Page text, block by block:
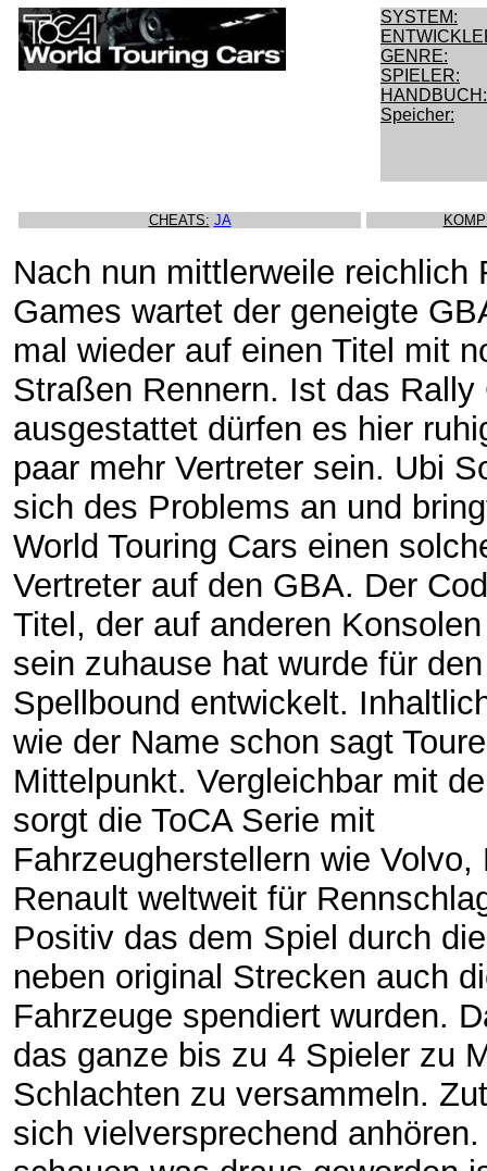
SYSTEM:
GENRE:
SPIELER:
HANDBUCH:
Speicher:
CHEATS: JA
Nach nun mittlerweile reichlich
Games wartet der geneigte
mal wieder auf einen Titel mit
Straßen Rennern. Ist das Rally
ausgestattet dürfen es hier
paar mehr Vertreter sein. Ubi
sich des Problems an und
World Touring Cars einen
Vertreter auf den GBA. Der
Titel, der auf anderen
sein zuhause hat wurde für
Spellbound entwickelt.
wie der Name schon sagt
Mittelpunkt. Vergleichbar mit
sorgt die ToCA Serie mit
Fahrzeugherstellern wie Volvo,
Renault weltweit für
Positiv das dem Spiel durch
neben original Strecken auch
Fahrzeuge spendiert wurden.
das ganze bis zu 4 Spieler zu
Schlachten zu versammeln.
sich vielversprechend